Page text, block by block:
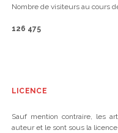
Nombre de visiteurs au cours
126 475
LICENCE
Sauf mention contraire, les
auteur et le sont sous la licence